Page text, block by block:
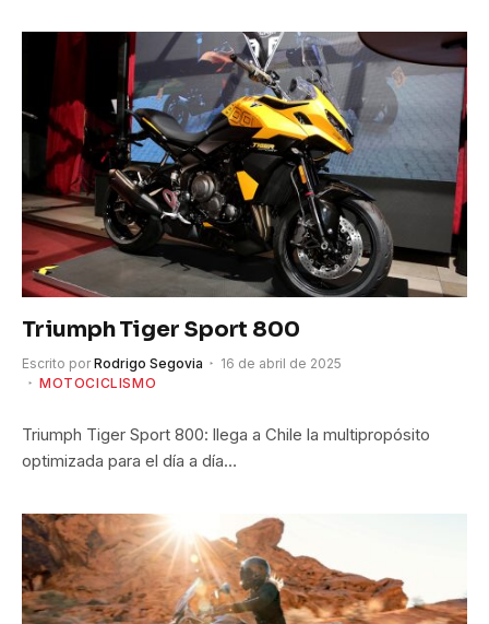
Triumph Tiger Sport 800
Escrito por Rodrigo Segovia
16 de abril de 2025
MOTOCICLISMO
Triumph Tiger Sport 800: llega a Chile la multipropósito
optimizada para el día a día…